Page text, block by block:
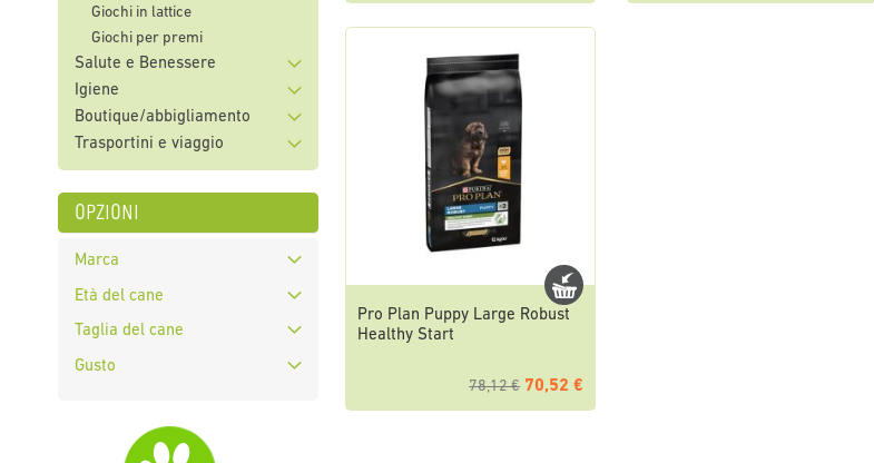
Pro Plan Puppy Large Robust
Healthy Start
78,12 € 70,52 €
Giochi in lattice
Giochi per premi
Salute e Benessere
Igiene
Boutique/abbigliamento
Trasportini e viaggio
opzioni
Marca
Età del cane
Taglia del cane
Gusto